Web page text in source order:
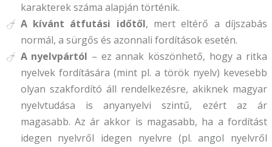
karakterek száma alapján történik.
A kívánt átfutási időtől, mert eltérő a díjszabás
normál, a sürgős és azonnali fordítások esetén.
A nyelvpártól – ez annak köszönhető, hogy a ritka
nyelvek fordítására (mint pl. a török nyelv) kevesebb
olyan szakfordító áll rendelkezésre, akiknek magyar
nyelvtudása is anyanyelvi szintű, ezért az ár
magasabb. Az ár akkor is magasabb, ha a fordítást
idegen nyelvről idegen nyelvre (pl. angol nyelvről